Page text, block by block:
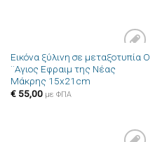
Πρόσθήκη
στην λίστα
Εικόνα ξύλινη σε μεταξοτυπία Ο
¨Αγιος Εφραιμ της Νέας
Μάκρης 15x21cm
€55,00 με ΦΠΑ